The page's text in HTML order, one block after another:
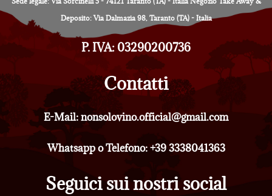
Deposito: Via Dalmazia 98, Taranto (TA) - Italia
P. IVA: 03290200736
Contatti
E-Mail: nonsolovino.official@gmail.com
Whatsapp o Telefono: +39 3338041363
Seguici sui nostri social